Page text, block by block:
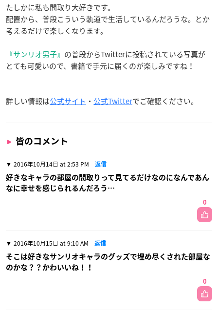
たしかに私も間取り大好きです。
配置から、普段こういう軌道で生活しているんだろうな。とか
考えるだけで楽しくなります。
『サンリオ男子』 の普段からTwitterに投稿されている写真が
とても可愛いので、書籍で手元に届くのが楽しみですね！
詳しい情報は公式サイト ・ 公式Twitterでご確認ください。
皆のコメント
2016年10月14日 at 2:53 PM 返信
好きなキャラの部屋の間取りって見てるだけなのになんであん
なに幸せを感じられるんだろう…
0
2016年10月15日 at 9:10 AM 返信
そこは好きなサンリオキャラのグッズで埋め尽くされた部屋な
のかな？？かわいいね！！
0